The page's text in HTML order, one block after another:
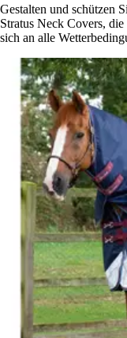
Gestalten und schützen
Stratus Neck Covers,
sich an alle